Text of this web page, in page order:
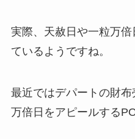
実際、天赦日や一粒万倍
ているようですね。
最近ではデパートの財
万倍日をアピールする